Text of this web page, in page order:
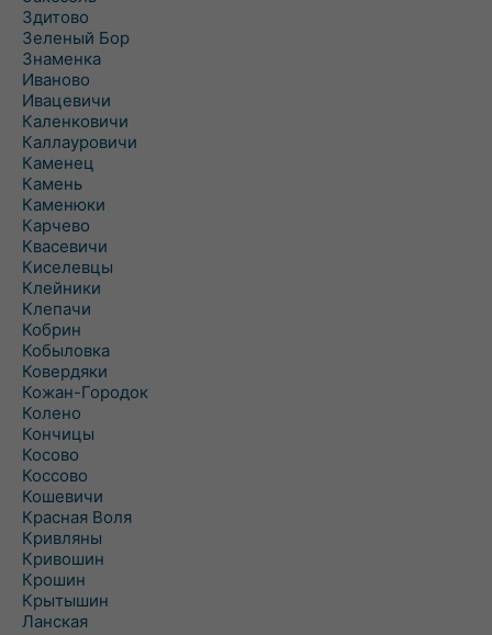
Здитово
Зеленый Бор
Знаменка
Иваново
Ивацевичи
Каленковичи
Каллауровичи
Каменец
Камень
Каменюки
Карчево
Квасевичи
Киселевцы
Клейники
Клепачи
Кобрин
Кобыловка
Ковердяки
Кожан-Городок
Колено
Кончицы
Косово
Коссово
Кошевичи
Красная Воля
Кривляны
Кривошин
Крошин
Крытышин
Ланская